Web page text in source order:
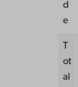
d
e
T
ot
al